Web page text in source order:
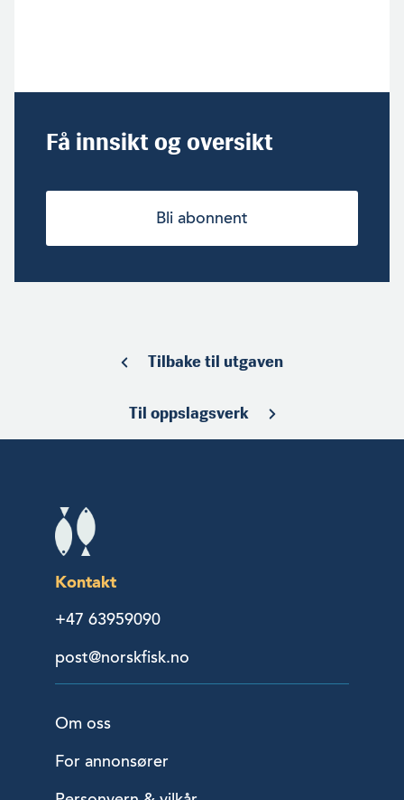
Få innsikt og oversikt
Bli abonnent
Tilbake til utgaven
Til oppslagsverk
Kontakt
+47 63959090
post@norskfisk.no
Om oss
For annonsører